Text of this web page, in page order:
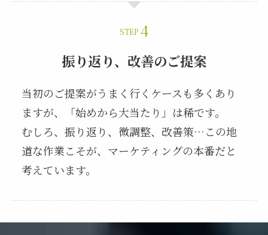
STEP
振り返り、改善のご提案
当初のご提案がうまく行くケースも多くあり
ますが、「始めから大当たり」は稀です。
むしろ、振り返り、微調整、改善策…この地
道な作業こそが、マーケティングの本番だと
考えています。